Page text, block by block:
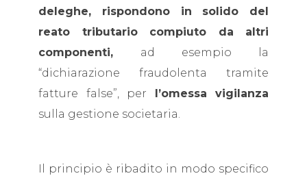
deleghe, rispondono in solido del
reato tributario compiuto da altri
componenti, ad esempio la
“dichiarazione fraudolenta tramite
fatture false”, per
l’omessa vigilanza
sulla gestione societaria.
Il principio è ribadito in modo specifico